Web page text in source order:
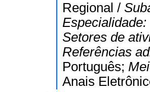
Regional /
Especialidade:
Setores de
Referências
Português;
Anais